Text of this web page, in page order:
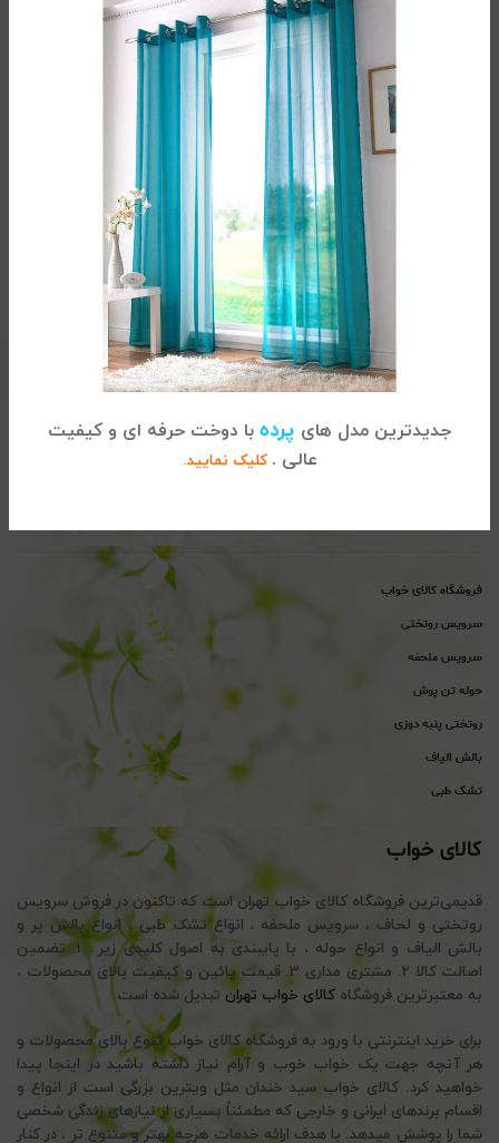
جدیدترین مدل های پرده با دوخت حرفه ای و کیفیت
عالی . کلیک نمایید.
تماس با کالای خواب
خواجه عبداله انصاری ، پلاک 915
02122864681
فروشگاه کالای خواب
سرویس روتختی
سرویس ملحفه
حوله تن پوش
روتختی پنبه دوزی
بالش الیاف
تشک طبی
کالای خواب
قدیمی‌ترین فروشگاه کالای خواب تهران است که تاکنون در فروش سرویس
روتختی و لحاف ، سرویس ملحفه ، انواع تشک طبی ، انواع بالش پر و
بالش الیاف و انواع حوله ، با پایبندی به اصول کلیدی زیر : 1. تضمین
اصالت کالا 2. مشتری مداری 3. قیمت پائین و کیفیت بالای محصولات ،
به معتبرترین فروشگاه کالای خواب تهران تبدیل شده است.
برای خرید اینترنتی با ورود به فروشگاه کالای خواب تنوع بالای محصولات و
هر آنچه جهت یک خواب خوب و آرام نیاز داشته باشید در اینجا پیدا
خواهید کرد. کالای خواب سید خندان مثل ویترین بزرگی است از انواع و
اقسام برندهای ایرانی و خارجی که مطمئناً بسیاری از نیازهای زندگی شخصی
شما را پوشش میدهد. با هدف ارائه خدمات هرچه بهتر و متنوع تر ، در کنار